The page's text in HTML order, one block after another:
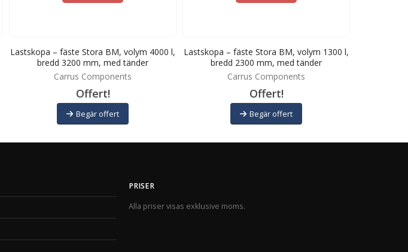
Lastskopa – fäste Stora BM, volym 4000 l,
bredd 3200 mm, med tänder
Carrus Components
Offert!
Begär offert
Lastskopa – fäste Stora BM, volym 1300 l,
bredd 2300 mm, med tänder
Carrus Components
Offert!
Begär offert
PRISER
Alla priser visas exklusive moms.